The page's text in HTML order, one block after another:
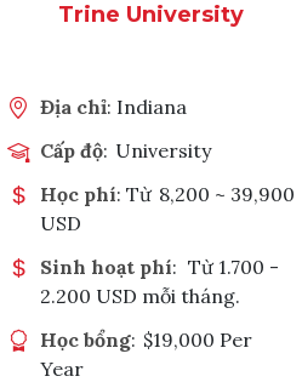
Chia sẻ với
Trine University
Địa chỉ: Indiana
Cấp độ: University
Học phí: Từ 8,200 ~ 39,900
USD
Sinh hoạt phí: Từ 1.700 -
2.200 USD mỗi tháng.
Học bổng: $19,000 Per
Year